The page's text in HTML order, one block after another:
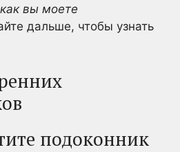
как вы моете
дальше, чтобы узнать
подоконник